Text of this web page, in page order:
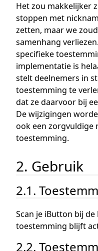
Het zou makkelijker
stoppen met
zetten, maar we
samenhang
specifieke
implementatie is
stelt deelnemers in
toestemming te
dat ze daarvoor bij
De wijzigingen
ook een zorgvuldige
toestemming.
2. Gebruik
2.1.
Scan je iButton bij de
toestemming blijft
2.2.